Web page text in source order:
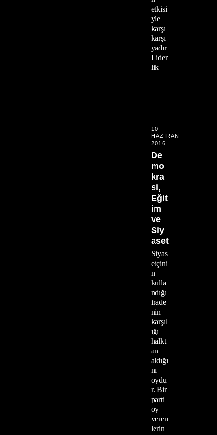
etkisi
yle
karşı
karşı
yadır.
Lider
lik
10
HAZIRAN
2016
De
mo
kra
si,
Eğit
im
ve
Siy
aset
Siyas
etçini
n
kulla
ndığı
irade
nin
karşıl
ığı
halkt
an
aldığı
nı
oydu
r. Bir
parti
oy
veren
lerin